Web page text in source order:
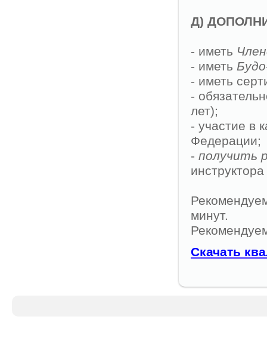
Д)
- иметь
- иметь
- иметь
-
лет);
- участие в
Федерации;
- получить
минут.
Скачать